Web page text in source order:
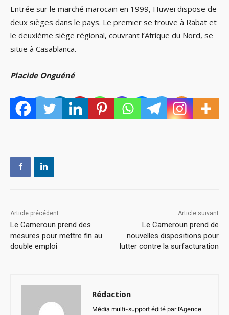
Entrée sur le marché marocain en 1999, Huwei dispose de
deux sièges dans le pays. Le premier se trouve à Rabat et
le deuxième siège régional, couvrant l’Afrique du Nord, se
situe à Casablanca.
Placide Onguéné
Article précédent
Le Cameroun prend des
mesures pour mettre fin au
double emploi
Article suivant
Le Cameroun prend de
nouvelles dispositions pour
lutter contre la surfacturation
Rédaction
Média multi-support édité par l’Agence